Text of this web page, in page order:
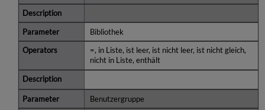
Bibliothek
=, in Liste, ist leer, ist nicht leer, ist nicht gleich,
nicht in Liste, enthält
Benutzergruppe